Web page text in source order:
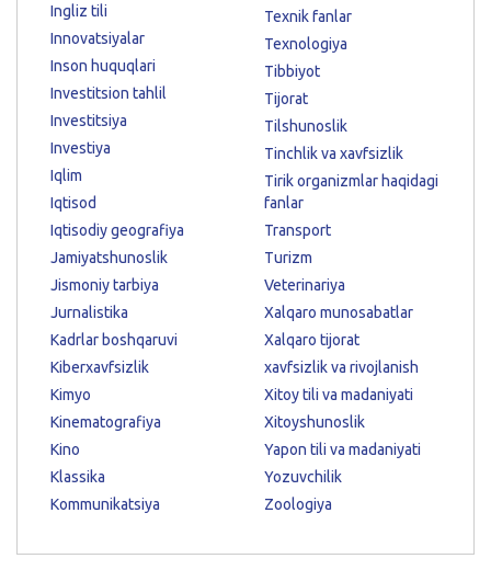
Ingliz tili
Innovatsiyalar
Inson huquqlari
Investitsion tahlil
Investitsiya
Investiya
Iqlim
Iqtisod
Iqtisodiy geografiya
Jamiyatshunoslik
Jismoniy tarbiya
Jurnalistika
Kadrlar boshqaruvi
Kiberxavfsizlik
Kimyo
Kinematografiya
Kino
Klassika
Kommunikatsiya
Texnik fanlar
Texnologiya
Tibbiyot
Tijorat
Tilshunoslik
Tinchlik va xavfsizlik
Tirik organizmlar haqidagi
fanlar
Transport
Turizm
Veterinariya
Xalqaro munosabatlar
Xalqaro tijorat
xavfsizlik va rivojlanish
Xitoy tili va madaniyati
Xitoyshunoslik
Yapon tili va madaniyati
Yozuvchilik
Zoologiya